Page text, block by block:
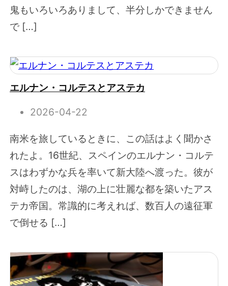
鬼もいろいろありまして、半分しかできません
で […]
エルナン・コルテスとアステカ
2026-04-22
南米を旅しているときに、この話はよく聞かさ
れたよ。16世紀、スペインのエルナン・コルテ
スはわずかな兵を率いて新大陸へ渡った。彼が
対峙したのは、湖の上に壮麗な都を築いたアス
テカ帝国。常識的に考えれば、数百人の遠征軍
で倒せる […]